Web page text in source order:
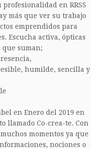
en RRSS
más que ver su trabajo
emprendidos para
Escucha activa, ópticas
que suman;
humilde, sencilla y
en Enero del 2019 en
llamado Co-crea-te. Con
momentos ya que
nociones o